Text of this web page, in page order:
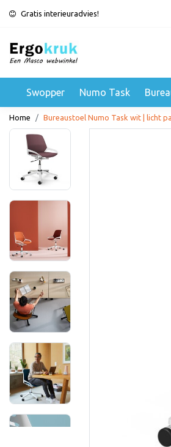
Gratis interieuradvies!
Swopper Numo Task
Home Bureaustoel Numo Task wit | licht